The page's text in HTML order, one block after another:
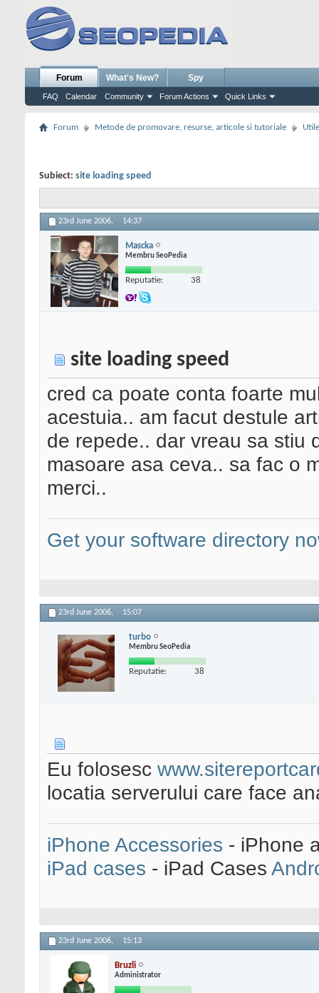
Forum
FAQ Calendar Community Forum Actions Quick Links
What's New? Spy
Forum Metode de promovare, resurse, articole si tutoriale Utile
Subiect: site loading speed
23rd June 2006, 14:37
Mascka
Membru SeoPedia
Reputatie: 38
site loading speed
cred ca poate conta foarte
acestuia.. am facut destule
de repede.. dar vreau sa stiu
masoare asa ceva.. sa fac o
merci..
Get your software directory
23rd June 2006, 15:07
turbo
Membru SeoPedia
Reputatie: 38
Eu folosesc
locatia serverului care face
iPhone Accessories - iPhone
iPad cases - iPad Cases
23rd June 2006, 15:13
Bruzli
Administrator